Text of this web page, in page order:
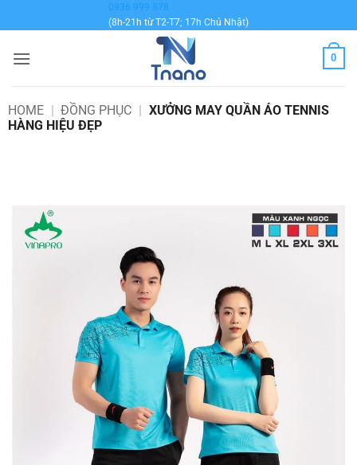
qua
dung
0936 999 878
(8h-21h từ T2-T7; 17h Chủ Nhật)
0
HOME | ĐỒNG PHỤC | XƯỞNG MAY QUẦN ÁO TENNIS
HÀNG HIỆU ĐẸP